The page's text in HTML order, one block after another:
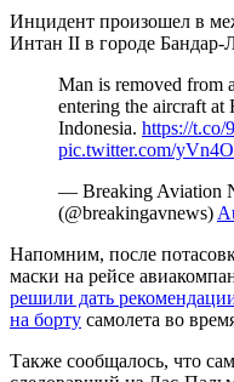
Инцидент произошел в
Интан II в городе Бандар-
Man is removed from
entering the aircraft
Indonesia. https://
pic.twitter.com/
— Breaking Aviation
(@breakingavnews)
Напомним, после
маски на рейсе
решили дать
на борту самолета во
Также сообщалось, что